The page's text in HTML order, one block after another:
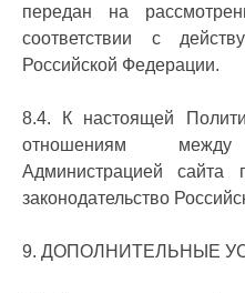
передан на
соответствии с
Российской Федерации.
8.4. К настоящей
отношениям
Администрацией сайта
законодательство
9. ДОПОЛНИТЕЛЬНЫЕ